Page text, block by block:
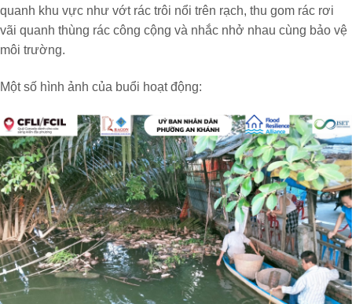
quanh khu vực như vớt rác trôi nổi trên rạch, thu gom rác rơi
vãi quanh thùng rác công cộng và nhắc nhở nhau cùng bảo vệ
môi trường.
Một số hình ảnh của buổi hoạt động: